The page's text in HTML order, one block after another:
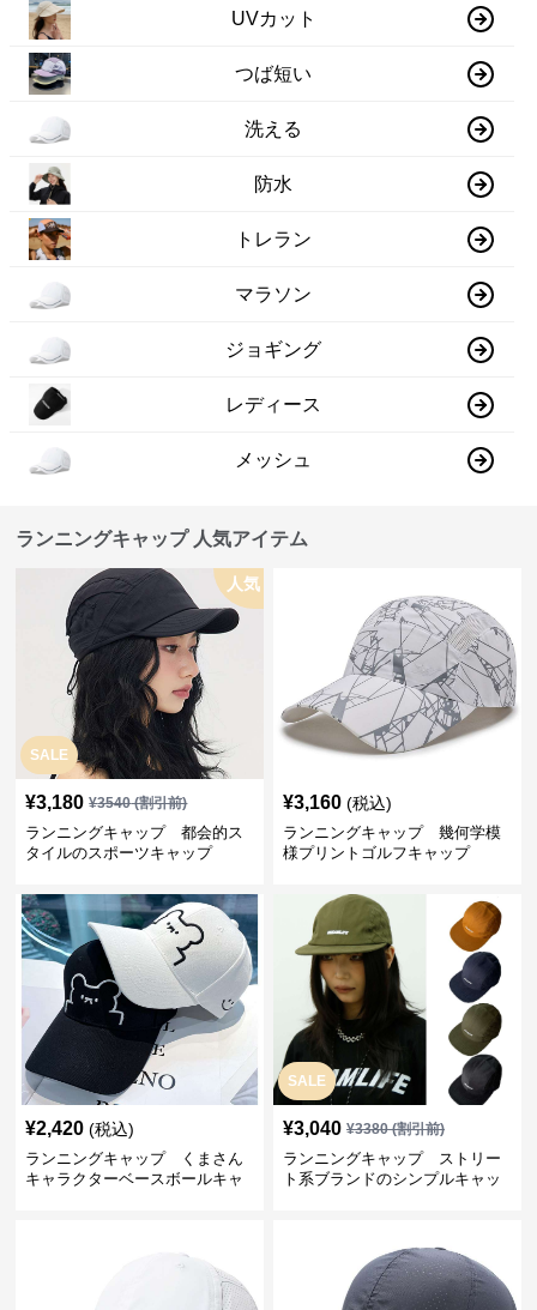
UVカット
つば短い
洗える
防水
トレラン
マラソン
ジョギング
レディース
メッシュ
ランニングキャップ 人気アイテム
SALE
人気
¥3,180 ¥3540(割引前)
ランニングキャップ 都会的ス
タイルのスポーツキャップ
¥3,160 (税込)
ランニングキャップ 幾何学模
様プリントゴルフキャップ
¥2,420 (税込)
ランニングキャップ くまさん
キャラクターベースボールキャ
SALE
¥3,040 ¥3380(割引前)
ランニングキャップ ストリー
ト系ブランドのシンプルキャッ